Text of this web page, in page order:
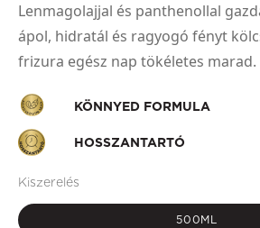
Lenmagolajjal és panthenollal
ápol, hidratál és ragyogó fényt
frizura egész nap tökéletes marad.
KÖNNYED FORMULA
HOSSZANTARTÓ
Kiszerelés
500ML